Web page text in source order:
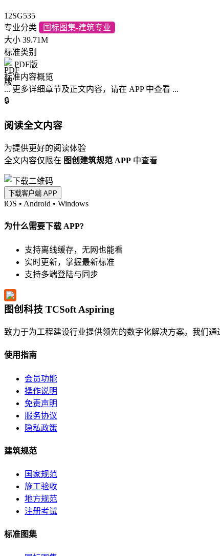
12SG535
专业分类
国标图集-建筑专业
大小 39.71M
标准类别
PDF版
标准内容概览
... 更多详细章节及正文内容，请在 APP 中查看 ...
🔒
阅读全文内容
为提供更好的阅读体验
全文内容仅限在 图创建筑规范 APP 中查看
下载客户端 APP
iOS • Android • Windows
为什么需要下载 APP?
支持离线缓存，无网也能看
实时更新，掌握最新标准
支持多端登陆与同步
图创科技 TCSoft Aspiring
致力于为工程建设行业提供领先的数字化解决方案。我们
使用指南
会员功能
操作说明
免责声明
服务协议
隐私政策
建筑规范
国家规范
施工验收
地方规范
注册考试
标准图集